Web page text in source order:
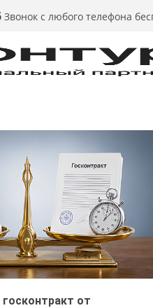
Звонок с любого телефона
от